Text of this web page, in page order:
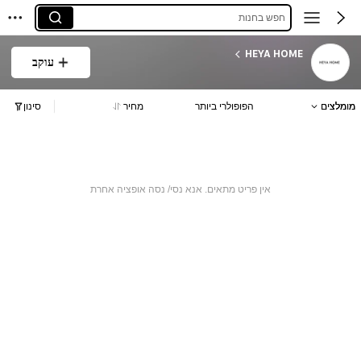
חפש בחנות
HEYA HOME
עוקב
מומלצים הפופולרי ביותר מחיר סינון
אין פריט מתאים. אנא נסי/ נסה אופציה אחרת